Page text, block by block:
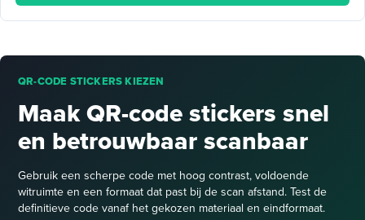
QR-CODE STICKERS KIEZEN
Maak QR-code stickers snel
en betrouwbaar scanbaar
Gebruik een scherpe code met hoog contrast, voldoende
witruimte en een formaat dat past bij de scan afstand. Test de
definitieve code vanaf het gekozen materiaal en eindformaat.